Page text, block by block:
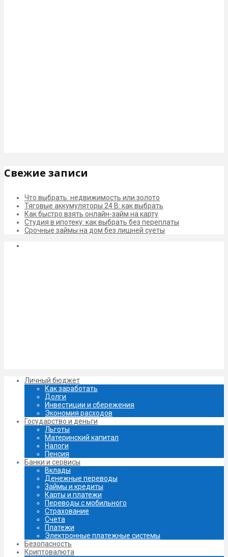
Свежие записи
Что выбрать: недвижимость или золото
Тяговые аккумуляторы 24 В: как выбрать
Как быстро взять онлайн-займ на карту
Студия в ипотеку: как выбрать без переплаты
Срочные займы на дом без лишней суеты
Личный бюджет
Как заработать
Долги
Инвестиции и сбережения
Экономия расходов
Государство и деньги
Льготы
Материнский капитал
Налоги
Пенсия
Банки и сервисы
Вклады
Денежные переводы
Займы и кредиты
Карты и платежи
Переводы с мобильного
Страхование
Счета
Платежи
Электронные платежные системы
Безопасность
Криптовалюта